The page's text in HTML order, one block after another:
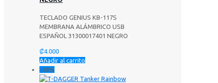
TECLADO GENIUS KB-117S
MEMBRANA ALÁMBRICO USB
ESPAÑOL 31300017401 NEGRO
₡4.000
Añadir al carrito
-38%